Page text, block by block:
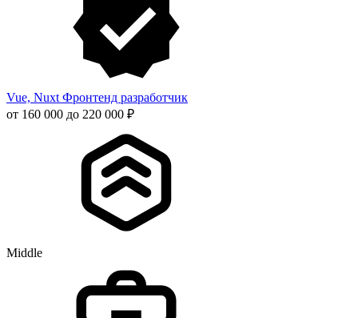
Vue, Nuxt Фронтенд разработчик
от 160 000 до 220 000 ₽
Middle